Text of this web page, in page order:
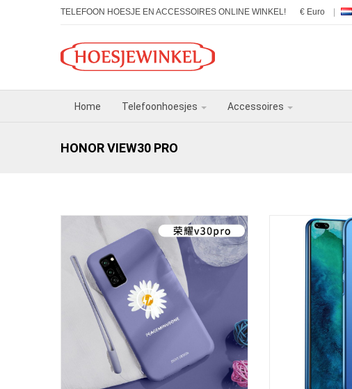
TELEFOON HOESJE EN ACCESSOIRES ONLINE WINKEL! € Euro
Home Telefoonhoesjes Accessoires
HONOR VIEW30 PRO